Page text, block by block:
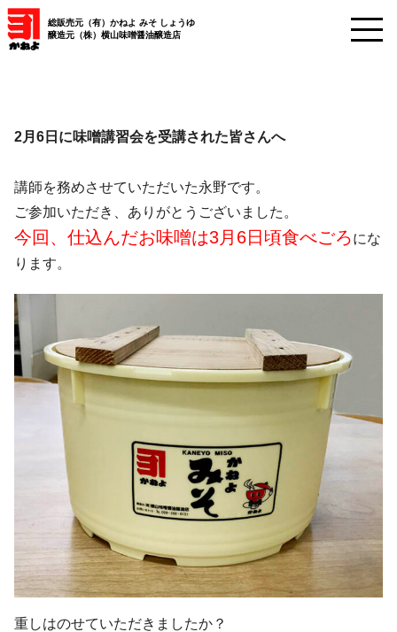
総販売元（有）かねよ みそ しょうゆ
醸造元（株）横山味噌醤油醸造店
2月6日に味噌講習会を受講された皆さんへ
講師を務めさせていただいた永野です。
ご参加いただき、ありがとうございました。
今回、仕込んだお味噌は3月6日頃食べごろにな
ります。
重しはのせていただきましたか？